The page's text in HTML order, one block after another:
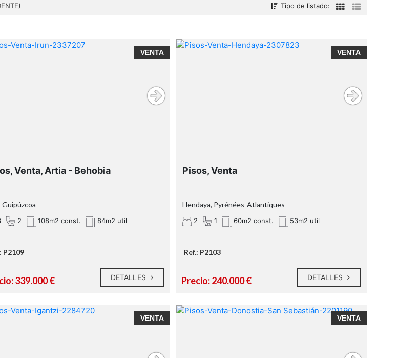
Tipo de listado:
VENTA
Venta, Artia - Behobia
Guipúzcoa
2 108m2 const. 84m2 util
P2109
339.000 € DETALLES
VENTA
Pisos, Venta
Hendaya, Pyrénées-Atlantiques
2 1 60m2 const. 53m2 util
Ref.: P2103
Precio: 240.000 € DETALLES
VENTA VENTA